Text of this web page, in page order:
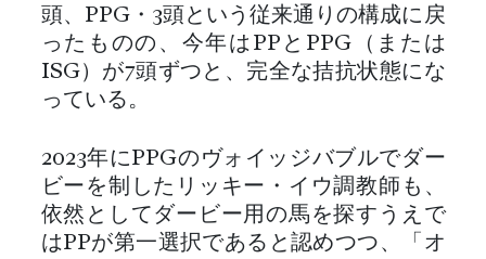
頭、PPG・3頭という従来通りの構成に戻
ったものの、今年はPPとPPG（または
ISG）が7頭ずつと、完全な拮抗状態にな
っている。
2023年にPPGのヴォイッジバブルでダー
ビーを制したリッキー・イウ調教師も、
依然としてダービー用の馬を探すうえで
はPPが第一選択であると認めつつ、「オ